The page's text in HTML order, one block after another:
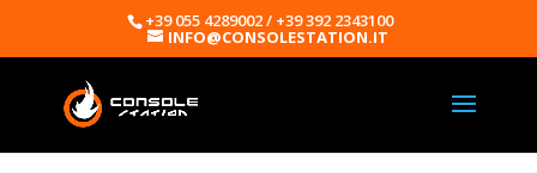
+39 055 4289002 / +39 392 2343100
INFO@CONSOLESTATION.IT